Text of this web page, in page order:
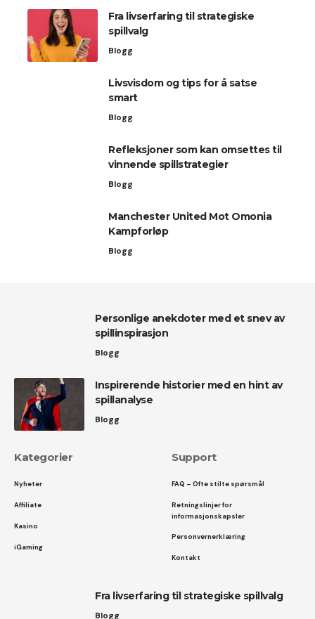
Fra livserfaring til strategiske
spillvalg
Blogg
Livsvisdom og tips for å satse
smart
Blogg
Refleksjoner som kan omsettes til
vinnende spillstrategier
Blogg
Manchester United Mot Omonia
Kampforløp
Blogg
Personlige anekdoter med et snev av
spillinspirasjon
Blogg
Inspirerende historier med en hint av
spillanalyse
Blogg
Kategorier
Nyheter
Affiliate
Kasino
iGaming
Support
FAQ – Ofte stilte spørsmål
Retningslinjer for
informasjonskapsler
Personvernerklæring
Kontakt
Fra livserfaring til strategiske spillvalg
Blogg